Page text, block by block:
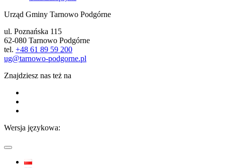
Urząd Gminy Tarnowo Podgórne
ul. Poznańska 115
62-080 Tarnowo Podgórne
tel. +48 61 89 59 200
ug@tarnowo-podgorne.pl
Znajdziesz nas też na
Wersja językowa: